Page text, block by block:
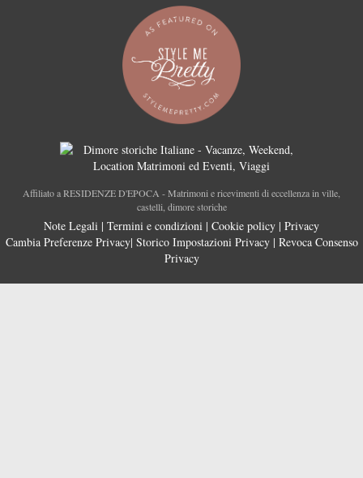
Affiliato a RESIDENZE D'EPOCA - Matrimoni e ricevimenti di eccellenza in ville,
castelli, dimore storiche
Note Legali | Termini e condizioni | Cookie policy | Privacy
Cambia Preferenze Privacy| Storico Impostazioni Privacy| Revoca Consenso
Privacy